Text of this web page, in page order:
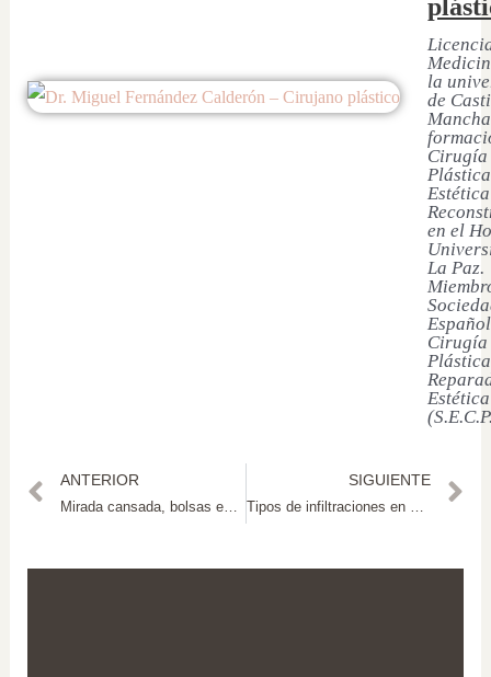
la
de
Cirugía
en el
La Paz.
Cirugía
Estética
ANTERIOR
Mirada cansada, bolsas en los párpados: Blefaroplastia o cómo rejuvenecer la mirada (II)
SIGUIENTE
Tipos de infiltraciones en el rostro más efectivas #infografía